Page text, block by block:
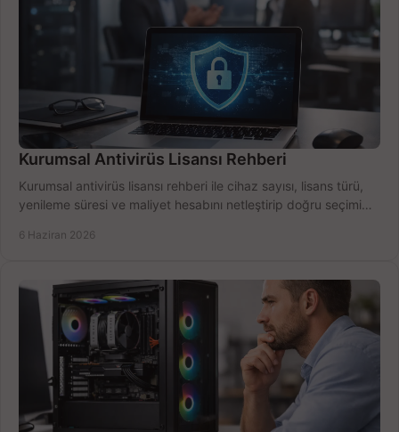
Kurumsal Antivirüs Lisansı Rehberi
Kurumsal antivirüs lisansı rehberi ile cihaz sayısı, lisans türü,
yenileme süresi ve maliyet hesabını netleştirip doğru seçimi
6 Haziran 2026